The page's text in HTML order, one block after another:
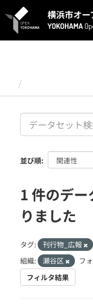
キ
並び順
1 件のデ
りました
タグ: 刊行物_広報
組織:
瀬谷区 フ
フィルタ結果